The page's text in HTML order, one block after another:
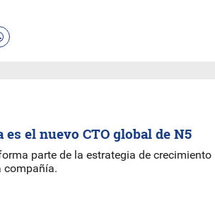
es el nuevo CTO global de N5
parte de la estrategia de crecimiento
compañía.